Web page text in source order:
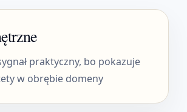
praktyczny, bo pokazuje
w obrębie domeny